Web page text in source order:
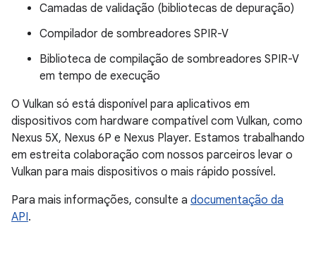
Camadas de validação (bibliotecas de depuração)
Compilador de sombreadores SPIR-V
Biblioteca de compilação de sombreadores SPIR-V
em tempo de execução
O Vulkan só está disponível para aplicativos em
dispositivos com hardware compatível com Vulkan, como
Nexus 5X, Nexus 6P e Nexus Player. Estamos trabalhando
em estreita colaboração com nossos parceiros levar o
Vulkan para mais dispositivos o mais rápido possível.
Para mais informações, consulte a documentação da
API.